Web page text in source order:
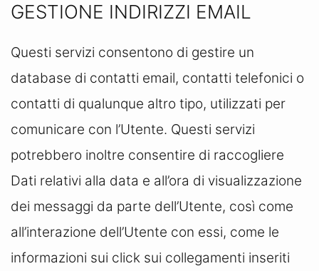
GESTIONE INDIRIZZI EMAIL
Questi servizi consentono di gestire un
database di contatti email, contatti telefonici o
contatti di qualunque altro tipo, utilizzati per
comunicare con l’Utente. Questi servizi
potrebbero inoltre consentire di raccogliere
Dati relativi alla data e all’ora di visualizzazione
dei messaggi da parte dell’Utente, così come
all’interazione dell’Utente con essi, come le
informazioni sui click sui collegamenti inseriti